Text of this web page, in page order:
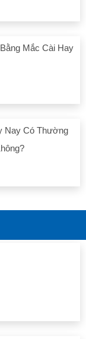
Mắc Cài Hay
Nay Có Thường